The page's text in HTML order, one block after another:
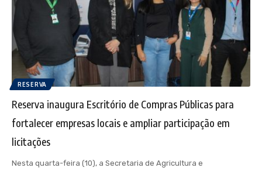
RESERVA
Reserva inaugura Escritório de Compras Públicas para
fortalecer empresas locais e ampliar participação em
licitações
Nesta quarta-feira (10), a Secretaria de Agricultura e